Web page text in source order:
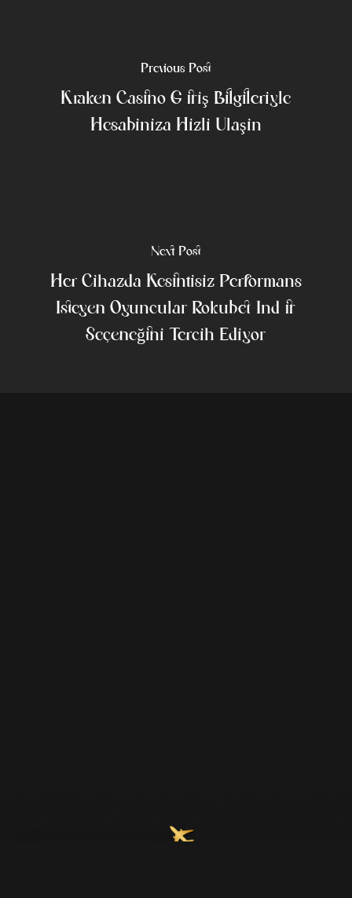
Previous Post
Kraken Casino Giriş Bilgileriyle
Hesabınıza Hızlı Ulaşın
Next Post
Her Cihazda Kesintisiz Performans
Isteyen Oyuncular Rokubet Indir
Seçeneğini Tercih Ediyor